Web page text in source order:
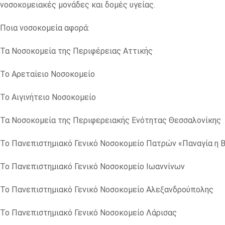
νοσοκομειακές μονάδες και δομές υγείας.
Ποια νοσοκομεία αφορά:
Τα Νοσοκομεία της Περιφέρειας Αττικής
Το Αρεταίειο Νοσοκομείο
Το Αιγινήτειο Νοσοκομείο
Τα Νοσοκομεία της Περιφερειακής Ενότητας Θεσσαλονίκης
Το Πανεπιστημιακό Γενικό Νοσοκομείο Πατρών «Παναγία η
Το Πανεπιστημιακό Γενικό Νοσοκομείο Ιωαννίνων
Το Πανεπιστημιακό Γενικό Νοσοκομείο Αλεξανδρούπολης
Το Πανεπιστημιακό Γενικό Νοσοκομείο Λάρισας